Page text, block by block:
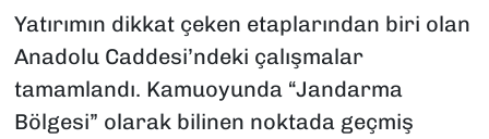
Yatırımın dikkat çeken etaplarından biri olan
Anadolu Caddesi’ndeki çalışmalar
tamamlandı. Kamuoyunda “Jandarma
Bölgesi” olarak bilinen noktada geçmiş